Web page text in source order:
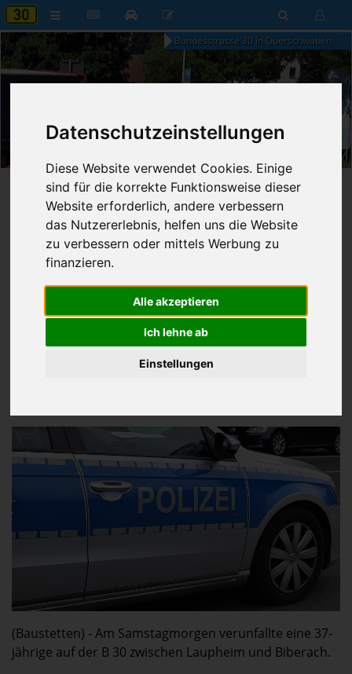
Datenschutzeinstellungen
Diese Website verwendet Cookies. Einige
sind für die korrekte Funktionsweise dieser
Website erforderlich, andere verbessern
das Nutzererlebnis, helfen uns die Website
zu verbessern oder mittels Werbung zu
finanzieren.
Alle akzeptieren
Ich lehne ab
Einstellungen
Bundesstrasse 30 in Oberschwaben
14:09
Startseite» B30 aktuell»Nachrichten
24.05.2026 - 20:42 Uhr
Franz Fischer
Nr. 9390
475
Fahrzeug überschlägt sich nach
Überholmanöver
Samstag, 23.05.2026
(Baustetten) - Am Samstagmorgen verunfallte eine 37-
jährige auf der B 30 zwischen Laupheim und Biberach.